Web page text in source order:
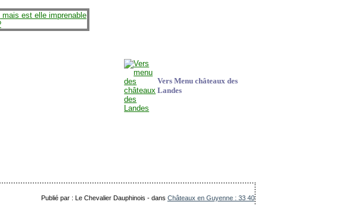
Vers Menu châteaux des
Landes
Publié par : Le Chevalier Dauphinois -dans Châteaux en Guyenne : 33 40